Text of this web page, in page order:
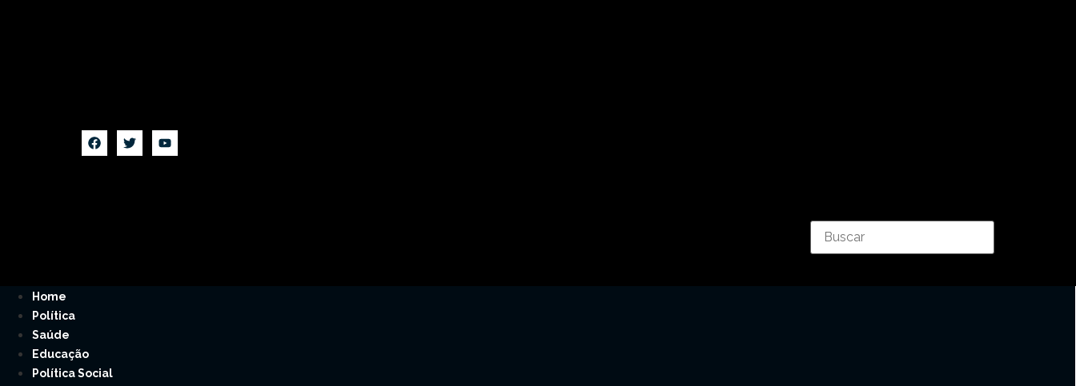
Home
Política
Saúde
Educação
Política Social